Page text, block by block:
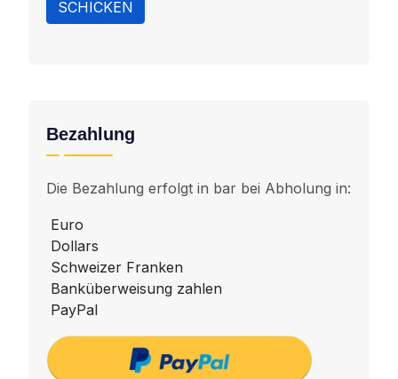
SCHICKEN
Bezahlung
Die Bezahlung erfolgt in bar bei Abholung in:
Euro
Dollars
Schweizer Franken
Banküberweisung zahlen
PayPal